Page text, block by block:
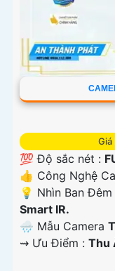
💯 Độ sắc nét :
👍 Công Nghệ
💡 Nhìn Ban Đêm
Smart IR.
🌧️ Mẫu Camera
️⇝ Ưu Điểm : Thu